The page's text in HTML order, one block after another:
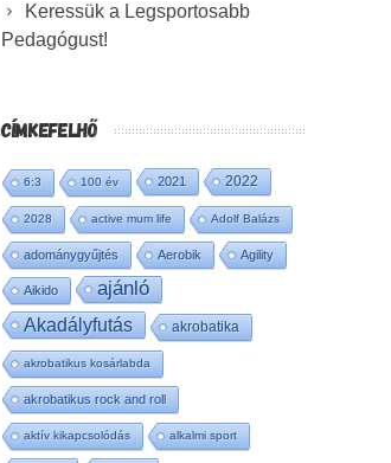
Keressük a Legsportosabb
Pedagógust!
CÍMKEFELHŐ
6:3 100 év 2021 2022
2028 active mum life Adolf Balázs
adománygyűjtés Aerobik Agility
Aikido ajánló
Akadályfutás akrobatika
akrobatikus kosárlabda
akrobatikus rock and roll
aktív kikapcsolódás alkalmi sport